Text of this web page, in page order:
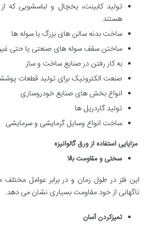
تولید کابینت، یخچال و لباسشویی که
هستند.
ساخت بدنه سالن‌ های بزرگ یا سوله‌ ها
ساختن سقف سوله‌ های صنعتی یا حتی
به‌ کار‌ رفتن در صنایع ساخت‌ و‌ ساز
صنعت الکترونیک برای تولید قطعات
انواع بخش‌ های صنایع خودروسازی
تولید گارد‌ریل‌ ها
ساخت انواع وسایل گرمایشی و سرمایشی
مزایایی استفاده از ورق گالوانیزه
سختی و مقاومت بالا
این فلز در طول زمان و در برابر عوامل مختلف
ناگهانی از خود مقاومت بسیاری نشان می‌ دهد.
تمیز‌کردن آسان